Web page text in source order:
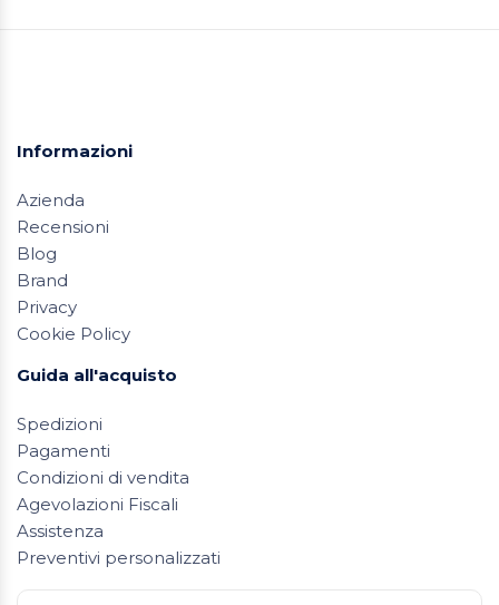
Informazioni
Azienda
Recensioni
Blog
Brand
Privacy
Cookie Policy
Guida all'acquisto
Spedizioni
Pagamenti
Condizioni di vendita
Agevolazioni Fiscali
Assistenza
Preventivi personalizzati